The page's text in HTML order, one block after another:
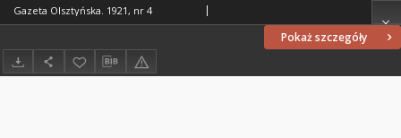
Pokaż szczegóły
Gazeta Olsztyńska. 1921, nr 4